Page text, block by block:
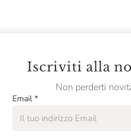
Iscriviti alla
Non perderti
Email *